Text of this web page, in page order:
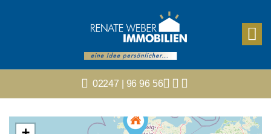
02247 | 96 96 56